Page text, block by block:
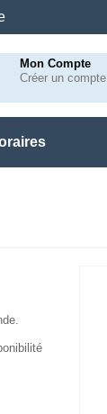
Mon Compte
Créer un compte